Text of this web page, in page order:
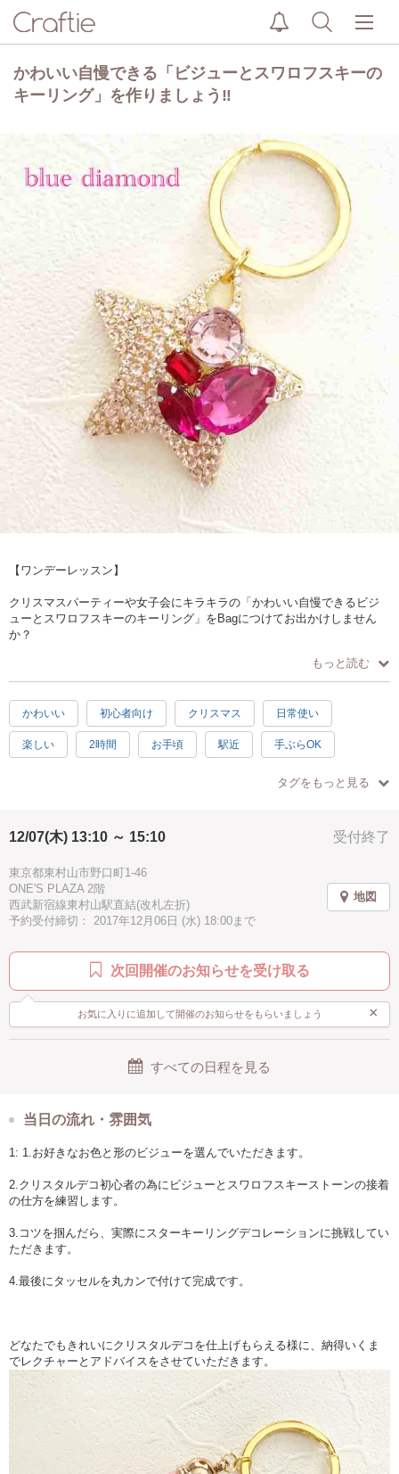
かわいい自慢できる「ビジューとスワロフスキーの
キーリング」を作りましょう‼︎
【ワンデーレッスン】
クリスマスパーティーや女子会にキラキラの「かわいい自慢できるビジ
ューとスワロフスキーのキーリング」をBagにつけてお出かけしません
か？
女友達に「素敵♡」「かわいい♡」「えー自分で作ったの？」って、絶
対言われますよ。
ちょっぴり鼻高々で自慢しちゃいましょう。
お忙しい年末ですが、ちょっと2時間だけ休憩して息抜きなさってみて
最後にタッセルを付けて完成です。
もっと読む
かわいい 初心者向け クリスマス 日常使い
楽しい 2時間 お手頃 駅近 手ぶらOK
タグをもっと見る
受付終了
12/07(木) 13:10 ～ 15:10
東京都東村山市野口町1-46
ONE'S PLAZA 2階
西武新宿線東村山駅直結(改札左折)
予約受付締切： 2017年12月06日 (水) 18:00まで
地図
次回開催のお知らせを受け取る
お気に入りに追加して開催のお知らせをもらいましょう ×
すべての日程を見る
当日の流れ・雰囲気
1: 1.お好きなお色と形のビジューを選んでいただきます。
2.クリスタルデコ初心者の為にビジューとスワロフスキーストーンの接着
の仕方を練習します。
3.コツを掴んだら、実際にスターキーリングデコレーションに挑戦してい
ただきます。
4.最後にタッセルを丸カンで付けて完成です。
どなたでもきれいにクリスタルデコを仕上げもらえる様に、納得いくま
でレクチャーとアドバイスをさせていただきます。